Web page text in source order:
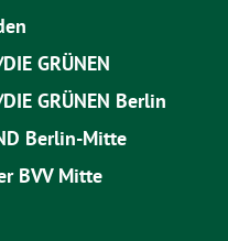
GRÜNEN
GRÜNEN Berlin
Berlin-Mitte
BVV Mitte